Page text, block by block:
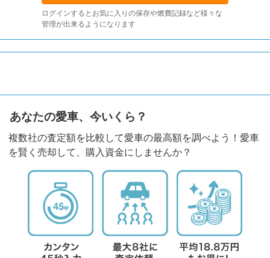
ログインするとお気に入りの保存や燃費記録など様々な
管理が出来るようになります
あなたの愛車、今いくら？
複数社の査定額を比較して愛車の最高額を調べよう！愛車
を賢く売却して、購入資金にしませんか？